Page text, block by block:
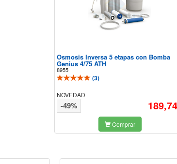
Osmosis Inversa 5 etapas con Bomba
Genius 4/75 ATH
8955
(3)
NOVEDAD
-49%
Comprar